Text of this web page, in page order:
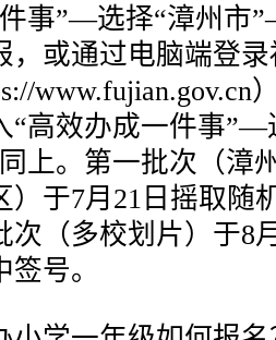
件事”—选择“漳州
或通过电脑端登
高效办成一件事”—
上。第一批次（漳
）于7月21日摇取随
次（多校划片）于8
号。